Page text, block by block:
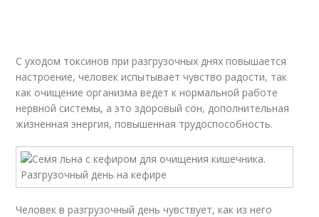
С уходом токсинов при разгрузочных днях повышается
настроение, человек испытывает чувство радости, так
как очищение организма ведет к нормальной работе
нервной системы, а это здоровый сон, дополнительная
жизненная энергия, повышенная трудоспособность.
Человек в разгрузочный день чувствует, как из него